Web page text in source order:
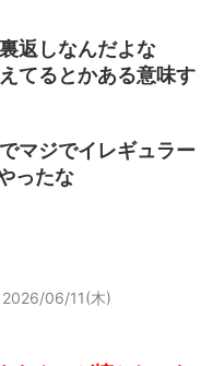
返しなんだよな
てるとかある意味す
マジでイレギュラー
ったな
2026/06/11(木)